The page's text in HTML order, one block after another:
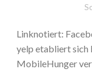
Linknotiert:
yelp etabliert sich
MobileHunger